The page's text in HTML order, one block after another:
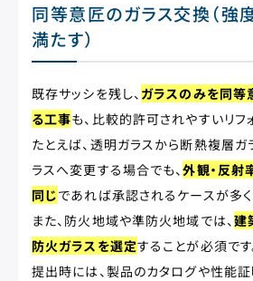
同等意匠のガラス交換（強
満たす）
既存サッシを残し、 ガラスのみを同等
る工事も、比較的許可されやすいリフ
たとえば、透明ガラスから断熱複層
ラスへ変更する場合でも、外観・反射
同じであれば承認されるケースが多く
また、防火地域や準防火地域では、建
防火ガラスを選定することが必須です
提出時には、製品のカタログや性能